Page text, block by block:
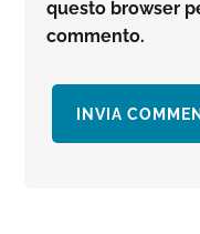
questo browser
commento.